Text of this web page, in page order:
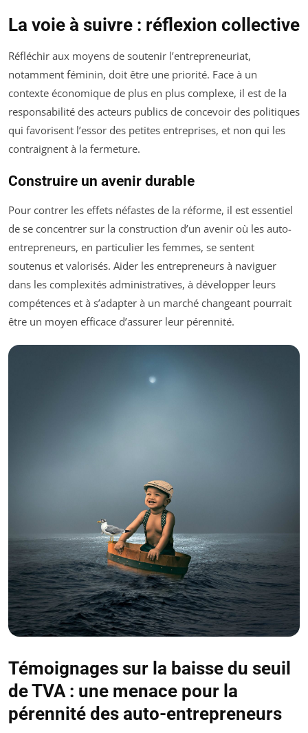
La voie à suivre : réflexion collective
Réfléchir aux moyens de soutenir l’entrepreneuriat,
notamment féminin, doit être une priorité. Face à un
contexte économique de plus en plus complexe, il est de la
responsabilité des acteurs publics de concevoir des politiques
qui favorisent l’essor des petites entreprises, et non qui les
contraignent à la fermeture.
Construire un avenir durable
Pour contrer les effets néfastes de la réforme, il est essentiel
de se concentrer sur la construction d’un avenir où les auto-
entrepreneurs, en particulier les femmes, se sentent
soutenus et valorisés. Aider les entrepreneurs à naviguer
dans les complexités administratives, à développer leurs
compétences et à s’adapter à un marché changeant pourrait
être un moyen efficace d’assurer leur pérennité.
Témoignages sur la baisse du seuil
de TVA : une menace pour la
pérennité des auto-entrepreneurs